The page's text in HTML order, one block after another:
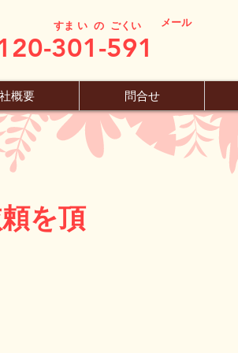
301-591
すま い の ごくい メール
概要 問合せ
を頂